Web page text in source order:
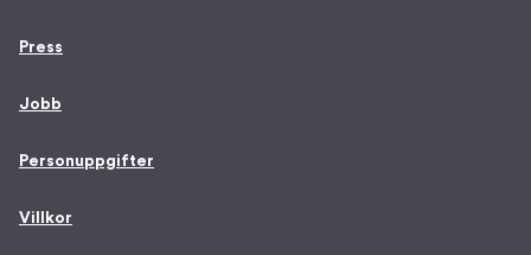
Press
Jobb
Personuppgifter
Villkor